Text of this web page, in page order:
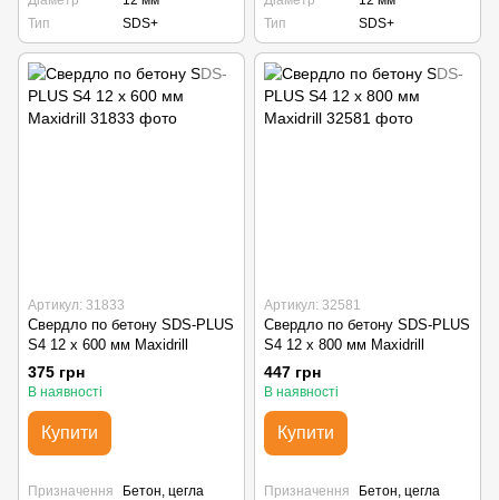
Тип
SDS+
Тип
SDS+
Артикул: 31833
Свердло по бетону SDS-PLUS
S4 12 х 600 мм Maxidrill
375 грн
В наявності
Купити
Призначення
Бетон, цегла
Артикул: 32581
Свердло по бетону SDS-PLUS
S4 12 х 800 мм Maxidrill
447 грн
В наявності
Купити
Призначення
Бетон, цегла